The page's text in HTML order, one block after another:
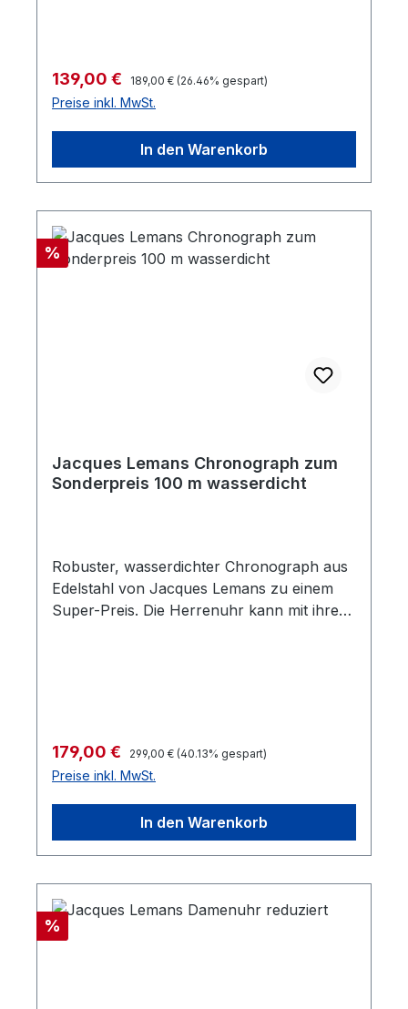
Verkaufspreis:
139,00 € Regulärer Preis:
189,00 € (26.46% gespart)
Preise inkl. MwSt.
In den Warenkorb
Rabatt
%
Jacques Lemans Chronograph zum
Sonderpreis 100 m wasserdicht
Robuster, wasserdichter Chronograph aus
Edelstahl von Jacques Lemans zu einem
Super-Preis. Die Herrenuhr kann mit ihrem
Verkaufspreis:
179,00 € Regulärer Preis:
299,00 € (40.13% gespart)
Preise inkl. MwSt.
In den Warenkorb
Rabatt
%